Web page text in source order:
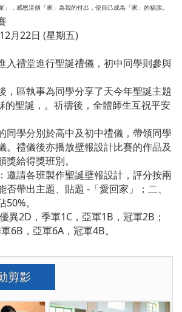
」，感恩這個「家」為我的付出，使自己成為「家」的福源。
月22日 (星期五)
入禮堂進行聖誕禮儀，初中同學則參與
， 區執事為同學分享了天今年聖誕主題
的聖誕，。祈禱後，全體師生互祝平安
同學分別於高中及初中禮儀，帶領同學
禮儀後亦播放壁報設計比賽的作品及
給得獎班別。
邀請各班製作聖誕壁報設計，評分按兩
帶出主題、貼題 -「愛回家」；二、
。
優異2D， 季軍1C，亞軍1B，冠軍2B；
6B，亞軍6A，冠軍4B。
剪影